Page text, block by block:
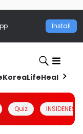
Install
KoreaLifeHealth
Quiz INSIDENESIA